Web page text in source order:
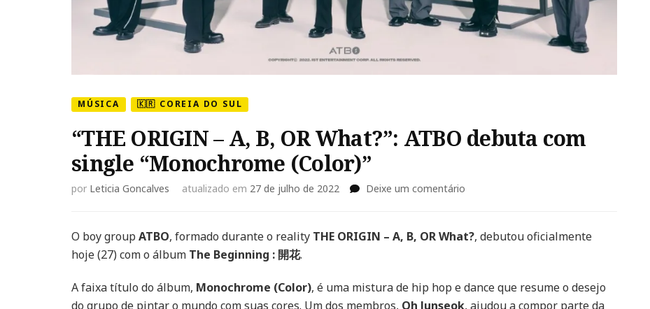
MÚSICA 🇰🇷 COREIA DO SUL
“THE ORIGIN – A, B, OR What?”: ATBO debuta com
single “Monochrome (Color)”
por Leticia Goncalves atualizado em 27 de julho de 2022 Deixe um comentário
–
What?”:
ATBO
O boy group ATBO, formado durante o reality THE ORIGIN – A, B, OR What?, debutou oficialmente
hoje (27) com o álbum The Beginning : 開花.
A faixa título do álbum, Monochrome (Color), é uma mistura de hip hop e dance que resume o desejo
do grupo de pintar o mundo com suas cores. Um dos membros, Oh Junseok, ajudou a compor parte da